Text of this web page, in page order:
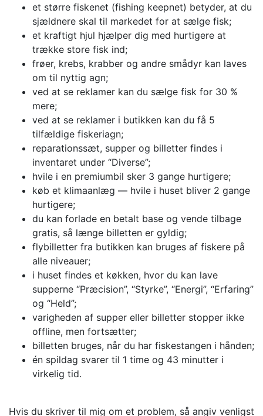
et større fiskenet (fishing keepnet) betyder, at du
sjældnere skal til markedet for at sælge fisk;
et kraftigt hjul hjælper dig med hurtigere at
trække store fisk ind;
frøer, krebs, krabber og andre smådyr kan laves
om til nyttig agn;
ved at se reklamer kan du sælge fisk for 30 %
mere;
ved at se reklamer i butikken kan du få 5
tilfældige fiskeriagn;
reparationssæt, supper og billetter findes i
inventaret under “Diverse”;
hvile i en premiumbil sker 3 gange hurtigere;
køb et klimaanlæg — hvile i huset bliver 2 gange
hurtigere;
du kan forlade en betalt base og vende tilbage
gratis, så længe billetten er gyldig;
flybilletter fra butikken kan bruges af fiskere på
alle niveauer;
i huset findes et køkken, hvor du kan lave
supperne “Præcision”, “Styrke”, “Energi”, “Erfaring”
og “Held”;
varigheden af supper eller billetter stopper ikke
offline, men fortsætter;
billetten bruges, når du har fiskestangen i hånden;
én spildag svarer til 1 time og 43 minutter i
virkelig tid.
Hvis du skriver til mig om et problem, så angiv venligst